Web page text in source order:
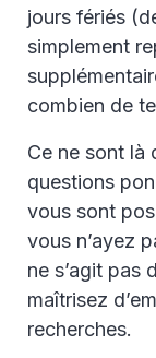
jours fériés
simplement
combien de
Ce ne sont là
questions
vous sont
vous n’ayez
ne s’agit pas
maîtrisez
recherches.